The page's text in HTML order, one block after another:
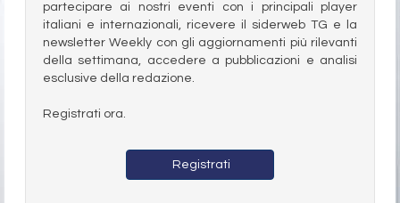
partecipare ai nostri eventi con i principali player
italiani e internazionali, ricevere il siderweb TG e la
newsletter Weekly con gli aggiornamenti più rilevanti
della settimana, accedere a pubblicazioni e analisi
esclusive della redazione.
Registrati ora.
Registrati